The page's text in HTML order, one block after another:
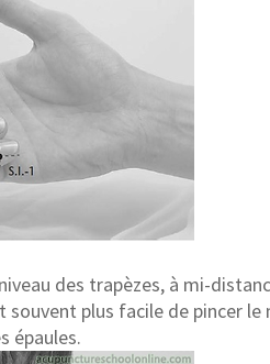
des trapèzes, à mi-
souvent plus facile de pincer le
épaules.